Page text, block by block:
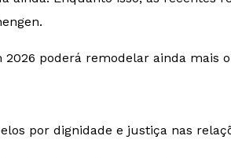
poderá remodelar ainda mais
por dignidade e justiça nas